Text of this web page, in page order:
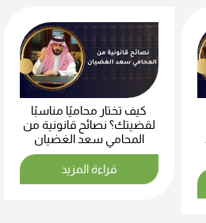
كيف تختار محاميًا مناسبًا
لقضيتك؟ نصائح قانونية من
المحامي سعد الغضيان
قراءة المزيد